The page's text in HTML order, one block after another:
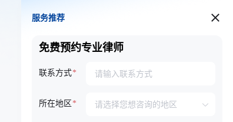
服务推荐
服务推荐
免费预约专业律师
联系方式
所在地区